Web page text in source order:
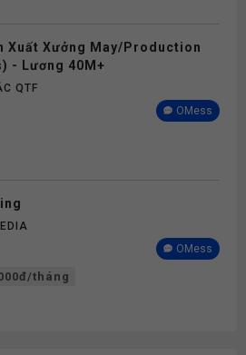
Xuất Xưởng May/Production
- Lương 40M+
QTF
OMess
OMess
tháng